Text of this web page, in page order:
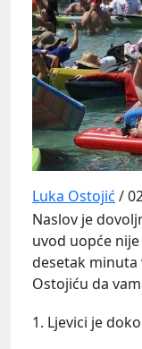
Luka Ostojić /
Naslov je
uvod uopće
desetak minuta
Ostojiću da
1. Ljevici je